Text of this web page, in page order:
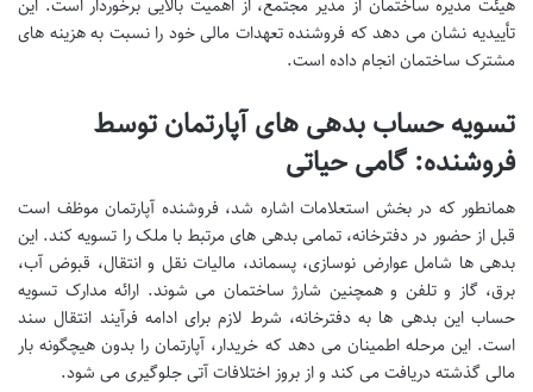
هیئت مدیره ساختمان از مدیر مجتمع، از اهمیت بالایی برخوردار است. این
تأییدیه نشان می دهد که فروشنده تعهدات مالی خود را نسبت به هزینه های
مشترک ساختمان انجام داده است.
تسویه حساب بدهی های آپارتمان توسط
فروشنده: گامی حیاتی
همانطور که در بخش استعلامات اشاره شد، فروشنده آپارتمان موظف است
قبل از حضور در دفترخانه، تمامی بدهی های مرتبط با ملک را تسویه کند. این
بدهی ها شامل عوارض نوسازی، پسماند، مالیات نقل و انتقال، قبوض آب،
برق، گاز و تلفن و همچنین شارژ ساختمان می شوند. ارائه مدارک تسویه
حساب این بدهی ها به دفترخانه، شرط لازم برای ادامه فرآیند انتقال سند
است. این مرحله اطمینان می دهد که خریدار، آپارتمان را بدون هیچگونه بار
مالی گذشته دریافت می کند و از بروز اختلافات آتی جلوگیری می شود.